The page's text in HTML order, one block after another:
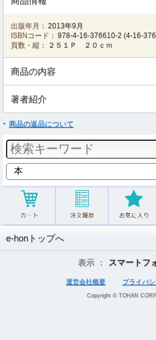
出版年月： 2013年9月
ISBNコード： 978-4-16-376610-2 (4-16-
頁数・縦：
２５１Ｐ ２０ｃｍ
商品の内容
著者紹介
商品の返品について
e-honトップへ
表示 ： スマートフ
運営会社概要 プライバ
Copyright © TOHAN